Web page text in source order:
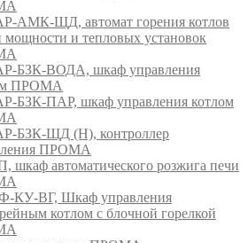
АМК-ЩД, автомат горения котлов
мощности и тепловых установок
БЗК-ВОДА, шкаф управления
ПРОМА
БЗК-ПАР, шкаф управления котлом
БЗК-ЩД (Н), контроллер
ПРОМА
автоматического розжига печи
КУ-ВГ, Шкаф управления
котлом с блочной горелкой